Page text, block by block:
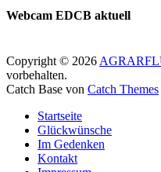
Webcam EDCB aktuell
Copyright © 2026
vorbehalten.
Catch Base von Catch Themes
oben
scrollen
Startseite
Glückwünsche
Im Gedenken
Kontakt